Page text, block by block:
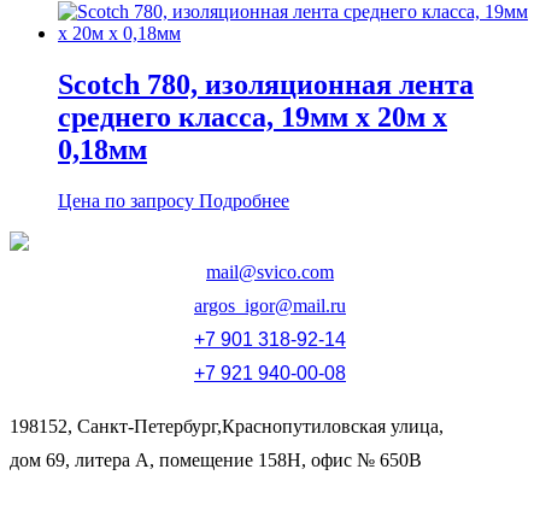
Scotch 780, изоляционная лента
среднего класса, 19мм х 20м х
0,18мм
Цена по запросу Подробнее
mail@svico.com
argos_igor@mail.ru
+7 901 318-92-14
+7 921 940-00-08
198152, Санкт-Петербург,Краснопутиловская улица,
дом 69, литера А, помещение 158Н, офис № 650В